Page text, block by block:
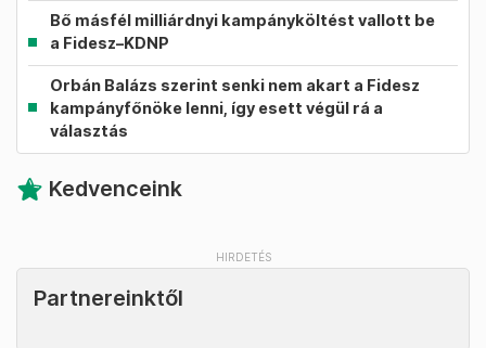
Bő másfél milliárdnyi kampányköltést vallott be
a Fidesz–KDNP
Orbán Balázs szerint senki nem akart a Fidesz
kampányfőnöke lenni, így esett végül rá a
választás
Kedvenceink
Partnereinktől